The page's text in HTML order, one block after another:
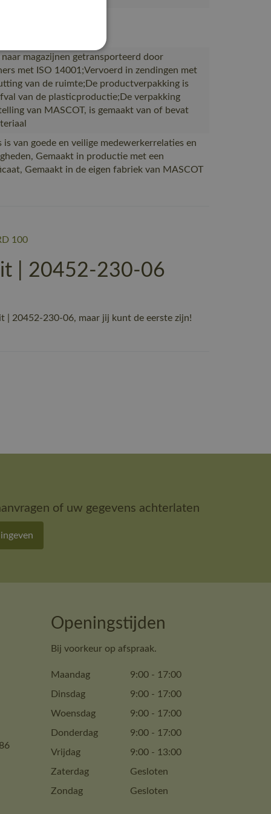
magazijnen getransporteerd door
met ISO 14001;Vervoerd in zendingen met
van de ruimte;De productverpakking is
van de plasticproductie;De verpakking
van MASCOT, is gemaakt van of bevat
van goede en veilige medewerkerrelaties en
Gemaakt in productie met een
Gemaakt in de eigen fabriek van MASCOT
100
| 20452-230-06
| 20452-230-06, maar jij kunt de eerste zijn!
of uw gegevens achterlaten
Openingstijden
Bij voorkeur op afspraak.
Maandag 9:00 - 17:00
Dinsdag
9:00 - 17:00
Woensdag
9:00 - 17:00
Donderdag
9:00 - 17:00
Vrijdag
9:00 - 13:00
Zaterdag
Gesloten
Zondag
Gesloten